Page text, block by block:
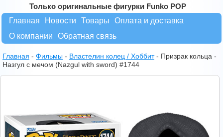
Только оригинальные фигурки Funko POP
Главная
Новости Товары
Оплата и доставка
О компании
Обратная связь
Главная - Фильмы - Властелин колец / Хоббит- Призрак кольца -
Назгул с мечом (Nazgul with sword) #1744